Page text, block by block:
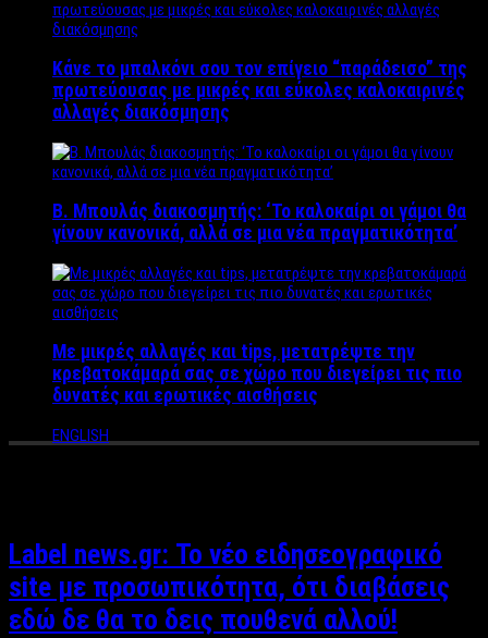
Κάνε το μπαλκόνι σου τον επίγειο “παράδεισο” της
πρωτεύουσας με μικρές και εύκολες καλοκαιρινές
αλλαγές διακόσμησης
Β. Μπουλάς διακοσμητής: ‘Το καλοκαίρι οι γάμοι θα
γίνουν κανονικά, αλλά σε μια νέα πραγματικότητα’
Με μικρές αλλαγές και tips, μετατρέψτε την
κρεβατοκάμαρά σας σε χώρο που διεγείρει τις πιο
δυνατές και ερωτικές αισθήσεις
ENGLISH
Label news.gr: Το νέο ειδησεογραφικό
site με προσωπικότητα, ότι διαβάσεις
εδώ δε θα το δεις πουθενά αλλού!